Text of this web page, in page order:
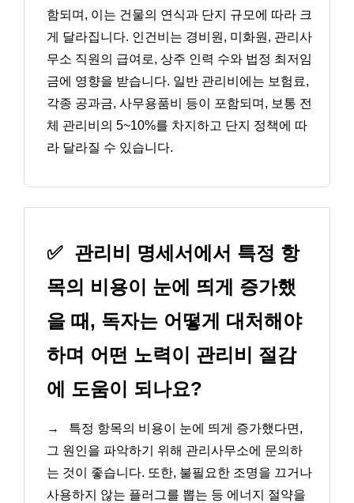
함되며, 이는 건물의 연식과 단지 규모에 따라 크
게 달라집니다. 인건비는 경비원, 미화원, 관리사
무소 직원의 급여로, 상주 인력 수와 법정 최저임
금에 영향을 받습니다. 일반 관리비에는 보험료,
각종 공과금, 사무용품비 등이 포함되며, 보통 전
체 관리비의 5~10%를 차지하고 단지 정책에 따
라 달라질 수 있습니다.
✅ 관리비 명세서에서 특정 항
목의 비용이 눈에 띄게 증가했
을 때, 독자는 어떻게 대처해야
하며 어떤 노력이 관리비 절감
에 도움이 되나요?
→
특정 항목의 비용이 눈에 띄게 증가했다면,
그 원인을 파악하기 위해 관리사무소에 문의하
는 것이 좋습니다. 또한, 불필요한 조명을 끄거나
사용하지 않는 플러그를 뽑는 등 에너지 절약을